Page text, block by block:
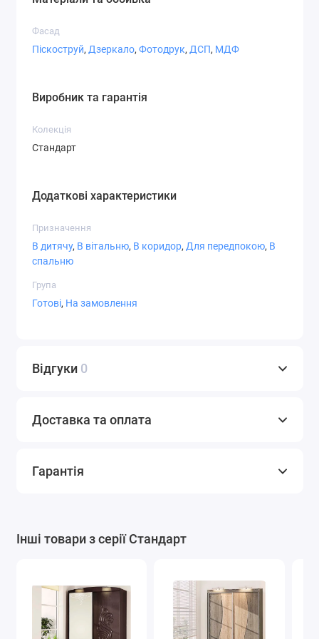
Фасад
Піскоструй, Дзеркало, Фотодрук, ДСП, МДФ
Виробник та гарантія
Колекція
Стандарт
Додаткові характеристики
Призначення
В дитячу, В вітальню, В коридор, Для передпокою, В
спальню
Група
Готові, На замовлення
Відгуки 0
Доставка та оплата
Гарантія
Інші товари з серії Стандарт